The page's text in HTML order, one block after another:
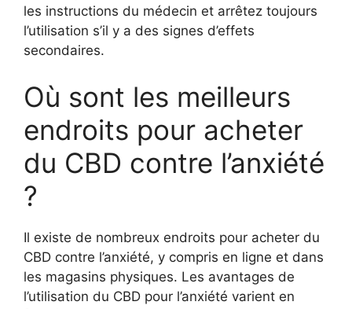
les instructions du médecin et arrêtez toujours
l’utilisation s’il y a des signes d’effets
secondaires.
Où sont les meilleurs
endroits pour acheter
du CBD contre l’anxiété
?
Il existe de nombreux endroits pour acheter du
CBD contre l’anxiété, y compris en ligne et dans
les magasins physiques. Les avantages de
l’utilisation du CBD pour l’anxiété varient en